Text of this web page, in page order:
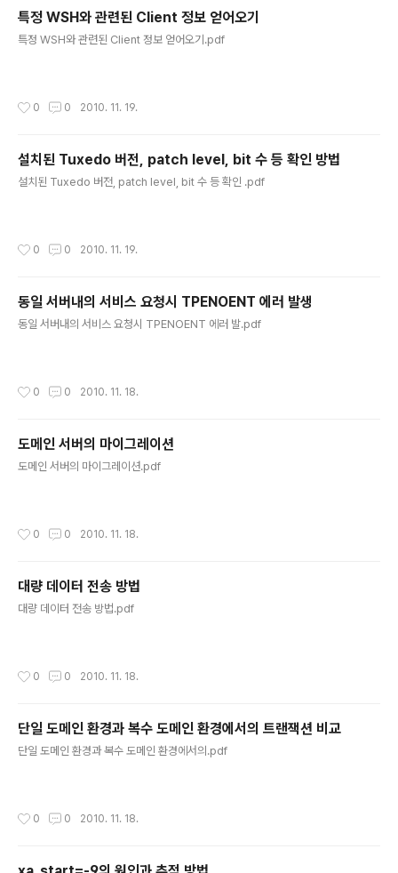
특정 WSH와 관련된 Client 정보 얻어오기
특정 WSH와 관련된 Client 정보 얻어오기.pdf
0 0 2010. 11. 19.
설치된 Tuxedo 버전, patch level, bit 수 등 확인 방법
설치된 Tuxedo 버전, patch level, bit 수 등 확인 .pdf
0 0 2010. 11. 19.
동일 서버내의 서비스 요청시 TPENOENT 에러 발생
동일 서버내의 서비스 요청시 TPENOENT 에러 발.pdf
0 0 2010. 11. 18.
도메인 서버의 마이그레이션
도메인 서버의 마이그레이션.pdf
0 0 2010. 11. 18.
대량 데이터 전송 방법
대량 데이터 전송 방법.pdf
0 0 2010. 11. 18.
단일 도메인 환경과 복수 도메인 환경에서의 트랜잭션 비교
단일 도메인 환경과 복수 도메인 환경에서의.pdf
0 0 2010. 11. 18.